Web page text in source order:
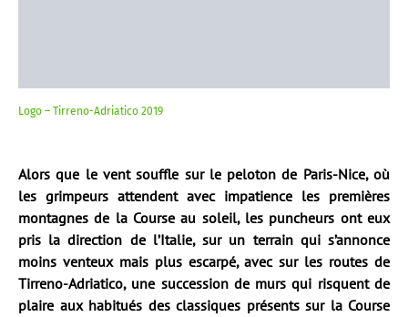
Logo – Tirreno-Adriatico 2019
Alors que le vent souffle sur le peloton de Paris-Nice, où
les grimpeurs attendent avec impatience les premières
montagnes de la Course au soleil, les puncheurs ont eux
pris la direction de l’Italie, sur un terrain qui s’annonce
moins venteux mais plus escarpé, avec sur les routes de
Tirreno-Adriatico, une succession de murs qui risquent de
plaire aux habitués des classiques présents sur la Course